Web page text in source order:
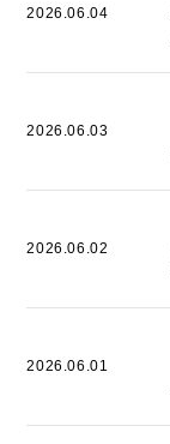
2026.06.04
2026.06.03
2026.06.02
2026.06.01